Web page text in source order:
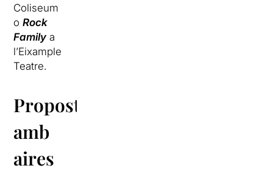
Coliseum
oRock
Family a
l’Eixample
Teatre.
Propostes
amb
aires